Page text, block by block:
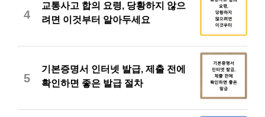
4
교통사고 합의 요령, 당황하지 않으
려면 이것부터 알아두세요
5
기본증명서 인터넷 발급, 제출 전에
확인하면 좋은 발급 절차